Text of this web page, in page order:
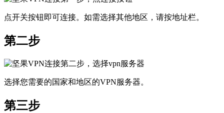
点开关按钮即可连接。如需选择其他地区，请按地址栏。
第二步
选择您需要的国家和地区的VPN服务器。
第三步